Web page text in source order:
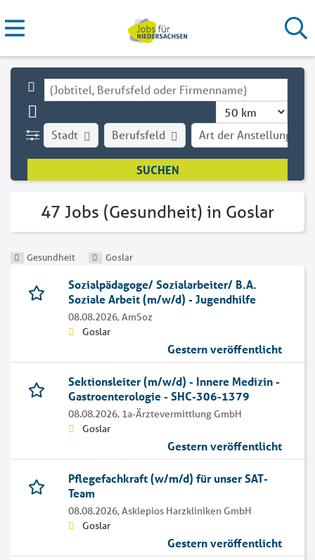
Stadt Art der Anstellung
Berufsfeld
47 Jobs (Gesundheit) in Goslar
Gesundheit Goslar
Sozialpädagoge/ Sozialarbeiter/ B.A.
Soziale Arbeit (m/w/d) - Jugendhilfe
08.08.2026,AmSoz
Goslar
Gestern veröffentlicht
Sektionsleiter (m/w/d) - Innere Medizin -
Gastroenterologie - SHC-306-1379
08.08.2026, 1a-Ärztevermittlung GmbH
Goslar
Gestern veröffentlicht
Pflegefachkraft (w/m/d) für unser SAT-
Team
08.08.2026,Asklepios Harzkliniken GmbH
Goslar
Gestern veröffentlicht